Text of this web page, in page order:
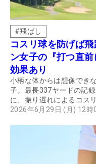
#飛ばし
コスリ球を防げば
ン女子の『打つ直
効果あり
小柄な体からは想像でき
子。最長337ヤードの記
に、振り遅れによるコス
2026年6月29日 (月) 12時